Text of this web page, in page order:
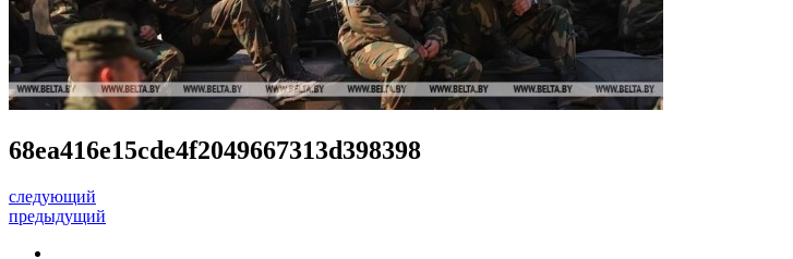
68ea416e15cde4f2049667313d398398
следующий
предыдущий